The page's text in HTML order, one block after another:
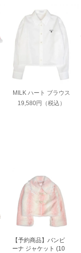
MILK ハート ブラウス
19,580円（税込）
【予約商品】バンビ
ーナ ジャケット (10